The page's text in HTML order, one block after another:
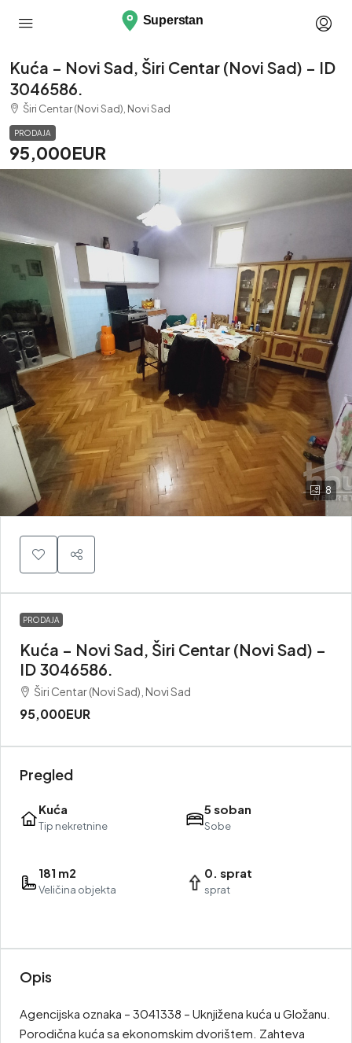
Kuća – Novi Sad, Širi Centar (Novi Sad) – ID
3046586.
Širi Centar (Novi Sad), Novi Sad
PRODAJA
95,000EUR
8
PRODAJA
Kuća – Novi Sad, Širi Centar (Novi Sad) –
ID 3046586.
Širi Centar (Novi Sad), Novi Sad
95,000EUR
Pregled
Kuća
Tip nekretnine
5 soban
Sobe
181 m2
Veličina objekta
0. sprat
sprat
Opis
Agencijska oznaka – 3041338 – Uknjižena kuća u Gložanu.
Porodična kuća sa ekonomskim dvorištem. Zahteva